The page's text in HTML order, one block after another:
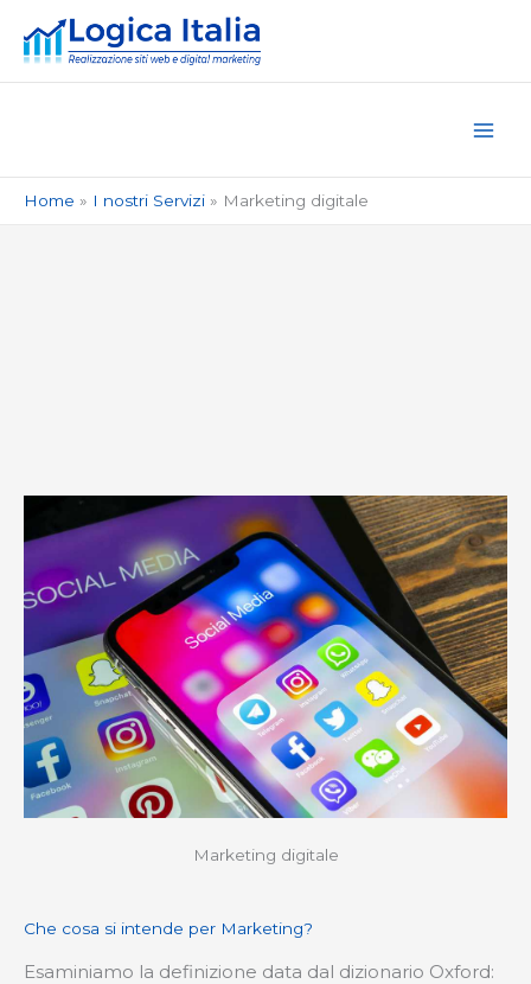
contenuto
Home I nostri Servizi Marketing digitale
Marketing digitale
Che cosa si intende per Marketing?
Esaminiamo la definizione data dal dizionario Oxford: